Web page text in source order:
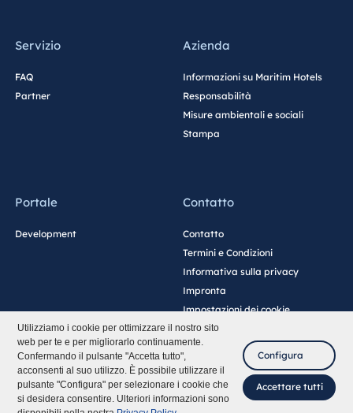
Utilizziamo i cookie per ottimizzare il nostro sito
web per te e per migliorarlo continuamente.
Confermando il pulsante "Accetta tutto",
acconsenti al suo utilizzo. È possibile utilizzare il
pulsante "Configura" per selezionare i cookie che
si desidera consentire. Ulteriori informazioni sono
Configura
Accettare tutti
Servizio
FAQ
Partner
Azienda
Informazioni su Maritim Hotels
Responsabilità
Misure ambientali e sociali
Stampa
Portale
Development
Contatto
Contatto
Termini e Condizioni
Informativa sulla privacy
Impronta
Impostazioni dei cookie